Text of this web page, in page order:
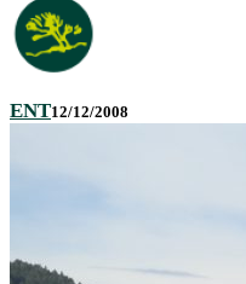
ENT12/12/2008